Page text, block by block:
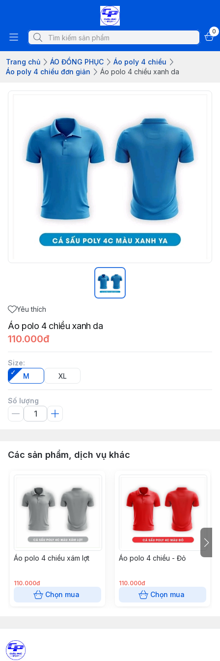
0
Trang chủ ÁO ĐỒNG PHỤC
Áo poly 4 chiều
Áo poly 4 chiều đơn giản
Áo polo 4 chiều xanh da
Yêu thích
Áo polo 4 chiều xanh da
110.000đ
Size:
M
XL
Số lượng
Các sản phẩm, dịch vụ khác
Áo polo 4 chiều xám lợt
110.000đ
Chọn mua
Áo polo 4 chiều - Đỏ
110.000đ
Chọn mua